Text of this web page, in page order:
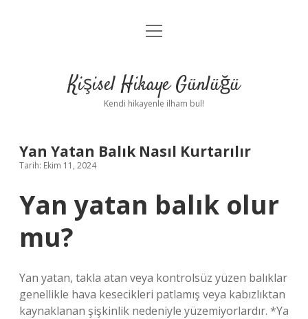
Anasayfa
Yasal Uyarı
menüyü
Kişisel Hikaye Günlüğü
Kendi hikayenle ilham bul!
Yan Yatan Balık Nasıl Kurtarılır
Tarih: Ekim 11, 2024
Yan yatan balık olur
mu?
Yan yatan, takla atan veya kontrolsüz yüzen balıklar
genellikle hava kesecikleri patlamış veya kabızlıktan
kaynaklanan şişkinlik nedeniyle yüzemiyorlardır. *Ya